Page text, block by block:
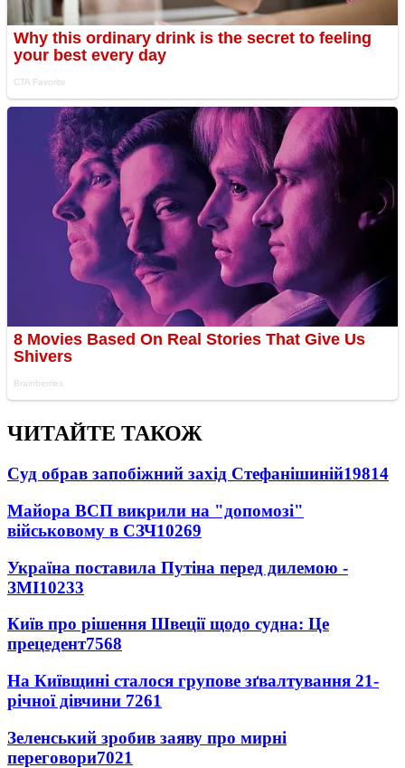
ЧИТАЙТЕ ТАКОЖ
Суд обрав запобіжний захід Стефанішиній19814
Майора ВСП викрили на "допомозі"
військовому в СЗЧ10269
Україна поставила Путіна перед дилемою -
ЗМІ10233
Київ про рішення Швеції щодо судна: Це
прецедент7568
На Київщині сталося групове зґвалтування 21-
річної дівчини 7261
Зеленський зробив заяву про мирні
переговори7021